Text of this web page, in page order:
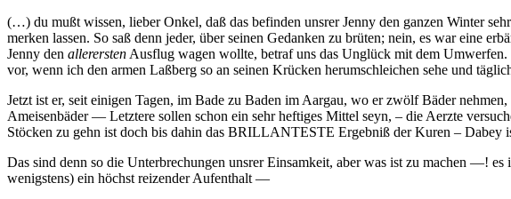
(…) du mußt wissen, lieber Onkel, daß das befinden unsrer Jenny den ganzen Winter
merken lassen. So saß denn jeder, über seinen Gedanken zu brüten; nein, es war eine
Jenny den allerersten Ausflug wagen wollte, betraf uns das Unglück mit dem
vor, wenn ich den armen Laßberg so an seinen Krücken herumschleichen sehe und
Jetzt ist er, seit einigen Tagen, im Bade zu Baden im Aargau, wo er zwölf Bäder
Ameisenbäder — Letztere sollen schon ein sehr heftiges Mittel seyn, – die Aerzte
Stöcken zu gehn ist doch bis dahin das BRILLANTESTE Ergebniß der Kuren –
Das sind denn so die Unterbrechungen unsrer Einsamkeit, aber was ist zu machen —!
wenigstens) ein höchst reizender Aufenthalt —